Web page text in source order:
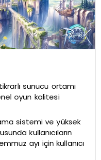
sunucu ortamı
oyun kalitesi
sistemi ve yüksek
kullanıcıların
ayı için kullanıcı